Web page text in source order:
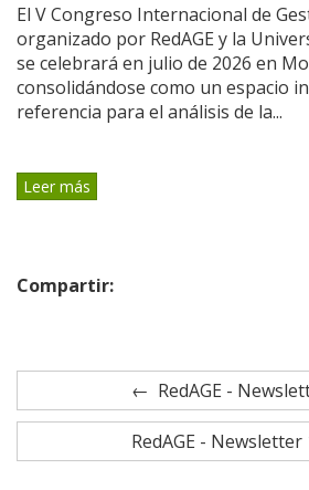
El V Congreso Internacional de
organizado por RedAGE y la
se celebrará en julio de 2026 en
consolidándose como un espacio
referencia para el análisis de la...
Leer más
Compartir:
RedAGE -
RedAGE - Newsletter